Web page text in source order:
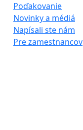
Poďakovanie
Novinky a médiá
Napísali ste nám
Pre zamestnancov